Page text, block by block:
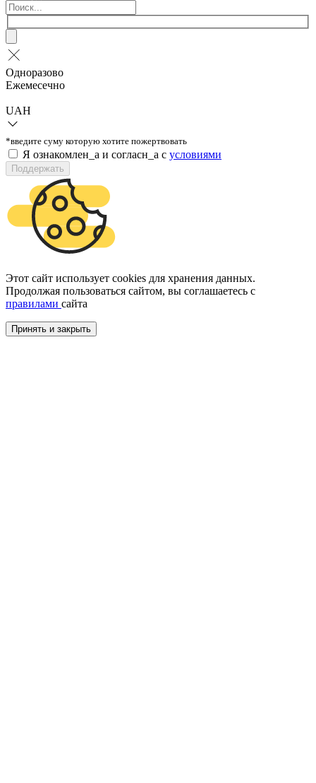
Одноразово
Ежемесечно
UAH
*введите суму которую хотите пожертвовать
Я ознакомлен_а и согласн_а c условиями
Поддержать
Этот сайт использует cookies для хранения данных.
Продолжая пользоваться сайтом, вы соглашаетесь с
правилами сайта
Принять и закрыть